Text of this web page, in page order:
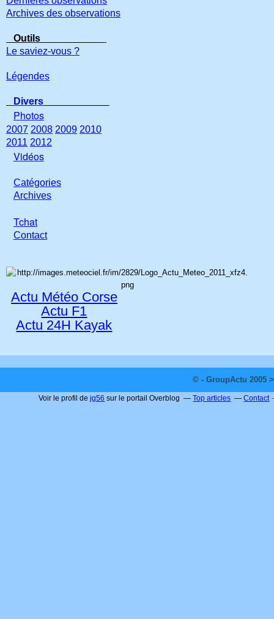
Archives des observations
Outils
Le saviez-vous ?
Légendes
Divers
Photos
2007 2008 2009 2010
2011 2012
Vidéos
Catégories
Archives
Tchat
Contact
Actu Météo Corse
Actu F1
Actu 24H Kayak
© - GroupActu 2005
Voir le profil dejg56 sur le portail Overblog Top articles Contact